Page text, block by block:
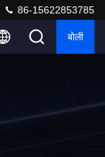
86-15622853785
बोली